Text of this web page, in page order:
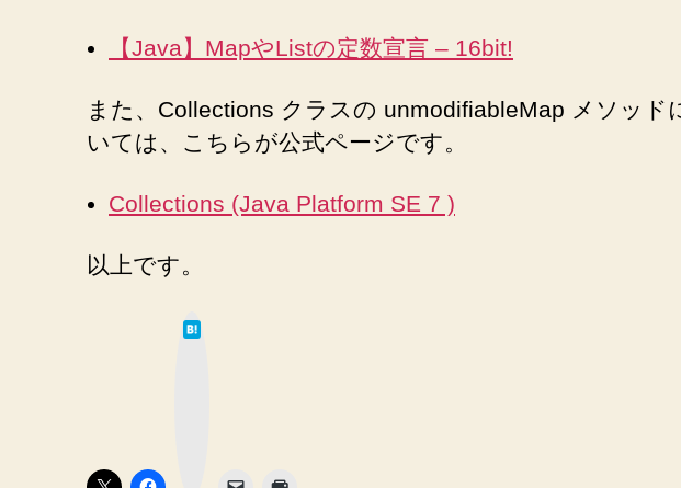
【Java】MapやListの定数宣言 – 16bit!
また、Collections クラスの unmodifiableMap メソッド
いては、こちらが公式ページです。
Collections (Java Platform SE 7 )
以上です。